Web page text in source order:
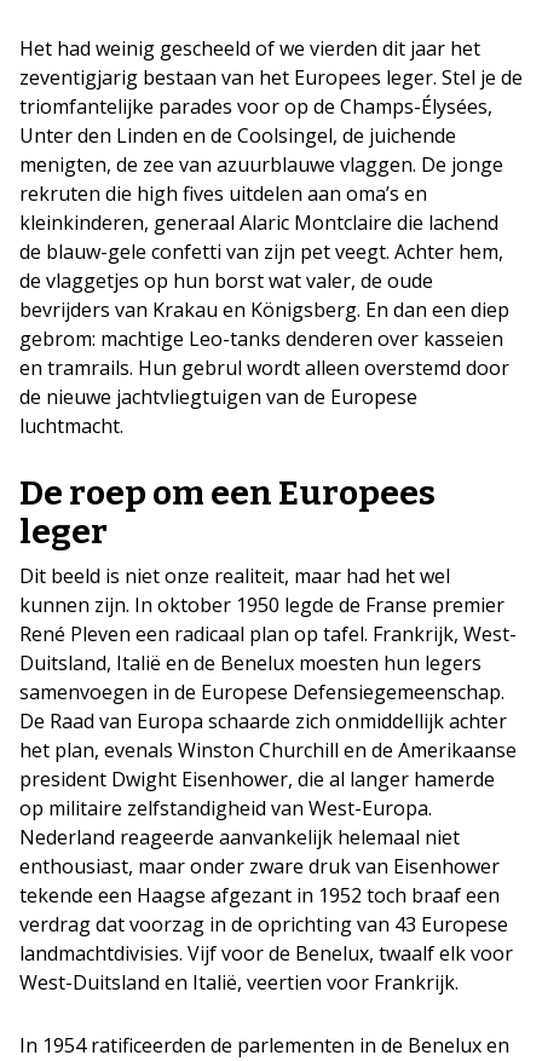
Het had weinig gescheeld of we vierden dit jaar het
zeventigjarig bestaan van het Europees leger. Stel je de
triomfantelijke parades voor op de Champs-Élysées,
Unter den Linden en de Coolsingel, de juichende
menigten, de zee van azuurblauwe vlaggen. De jonge
rekruten die high fives uitdelen aan oma’s en
kleinkinderen, generaal Alaric Montclaire die lachend
de blauw-gele confetti van zijn pet veegt. Achter hem,
de vlaggetjes op hun borst wat valer, de oude
bevrijders van Krakau en Königsberg. En dan een diep
gebrom: machtige Leo-tanks denderen over kasseien
en tramrails. Hun gebrul wordt alleen overstemd door
de nieuwe jachtvliegtuigen van de Europese
luchtmacht.
De roep om een Europees
leger
Dit beeld is niet onze realiteit, maar had het wel
kunnen zijn. In oktober 1950 legde de Franse premier
René Pleven een radicaal plan op tafel. Frankrijk, West-
Duitsland, Italië en de Benelux moesten hun legers
samenvoegen in de Europese Defensiegemeenschap.
De Raad van Europa schaarde zich onmiddellijk achter
het plan, evenals Winston Churchill en de Amerikaanse
president Dwight Eisenhower, die al langer hamerde
op militaire zelfstandigheid van West-Europa.
Nederland reageerde aanvankelijk helemaal niet
enthousiast, maar onder zware druk van Eisenhower
tekende een Haagse afgezant in 1952 toch braaf een
verdrag dat voorzag in de oprichting van 43 Europese
landmachtdivisies. Vijf voor de Benelux, twaalf elk voor
West-Duitsland en Italië, veertien voor Frankrijk.
In 1954 ratificeerden de parlementen in de Benelux en